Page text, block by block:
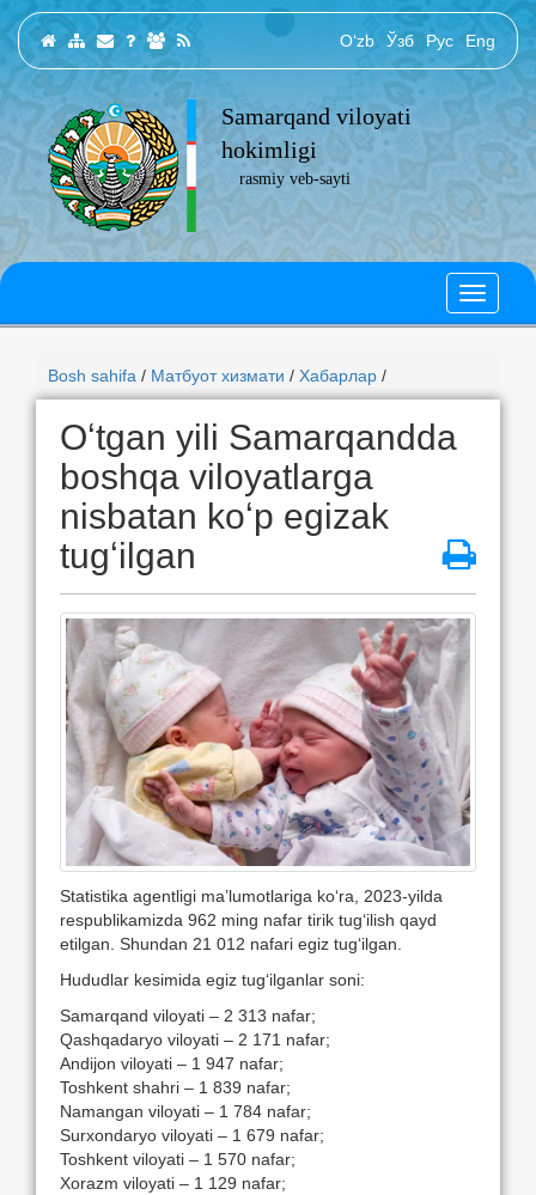
O‘zb Ўзб Рус Eng
Samarqand viloyati
hokimligi
rasmiy veb-sayti
Bosh sahifa / Матбуот хизмати / Хабарлар /
Oʻtgan yili Samarqandda
boshqa viloyatlarga
nisbatan koʻp egizak
tugʻilgan
Statistika agentligi maʼlumotlariga koʻra, 2023-yilda
respublikamizda 962 ming nafar tirik tugʻilish qayd
etilgan. Shundan 21 012 nafari egiz tugʻilgan.
Hududlar kesimida egiz tugʻilganlar soni:
Samarqand viloyati – 2 313 nafar;
Qashqadaryo viloyati – 2 171 nafar;
Andijon viloyati – 1 947 nafar;
Toshkent shahri – 1 839 nafar;
Namangan viloyati – 1 784 nafar;
Surxondaryo viloyati – 1 679 nafar;
Toshkent viloyati – 1 570 nafar;
Xorazm viloyati – 1 129 nafar;